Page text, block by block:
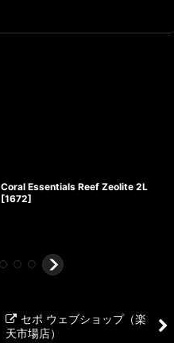
Coral Essentials Reef Zeolite 2L
[1672]
セポ ウェブショップ（楽
天市場店）